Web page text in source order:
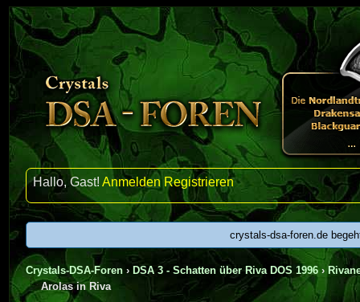
Hallo, Gast!Anmelden Registrieren
crystals-dsa-foren.de
Crystals-DSA-Foren › DSA 3 - Schatten über Riva DOS 1996 ›
Arolas in Riva